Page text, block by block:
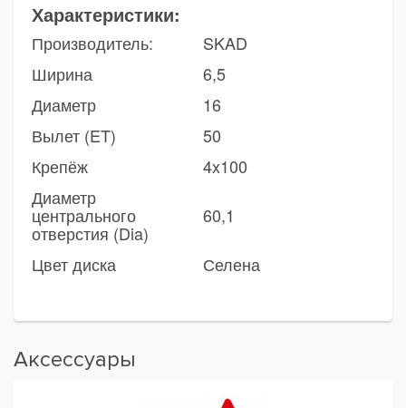
Характеристики:
Производитель:
SKAD
Ширина
6,5
Диаметр
16
Вылет (ET)
50
Крепёж
4x100
Диаметр
центрального
отверстия (Dia)
60,1
Цвет диска Селена
Аксессуары